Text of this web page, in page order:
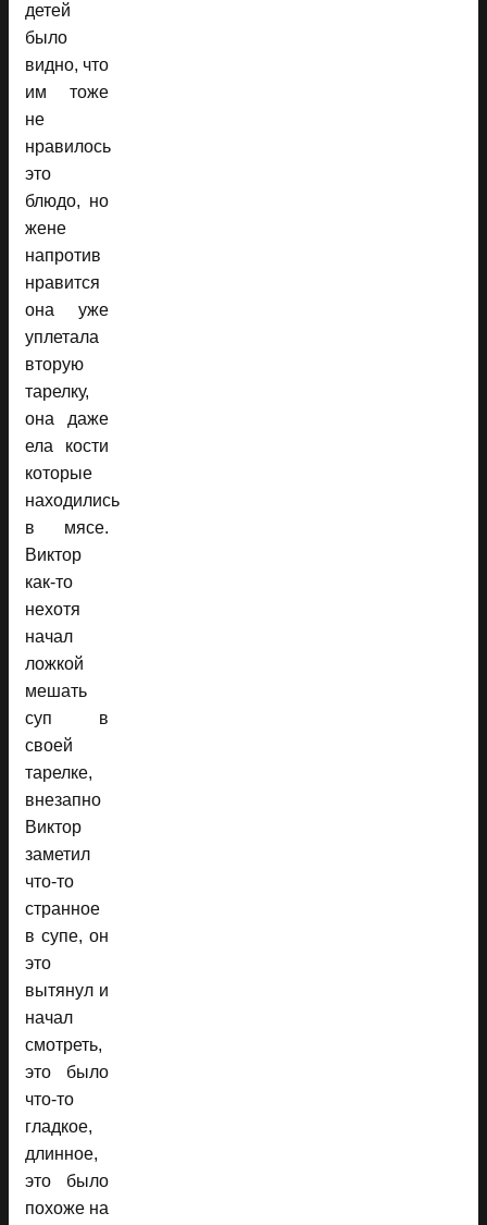
детей
было
видно, что
им тоже
не
нравилось
это
блюдо, но
жене
напротив
нравится
она уже
уплетала
вторую
тарелку,
она даже
ела кости
которые
находились
в мясе.
Виктор
как-то
нехотя
начал
ложкой
мешать
суп в
своей
тарелке,
внезапно
Виктор
заметил
что-то
странное
в супе, он
это
вытянул и
начал
смотреть,
это было
что-то
гладкое,
длинное,
это было
похоже на